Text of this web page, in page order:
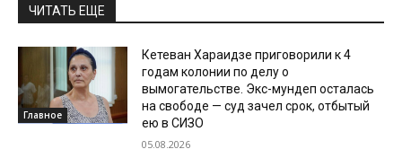
ЧИТАТЬ ЕЩЕ
Главное
Кетеван Хараидзе приговорили к 4
годам колонии по делу о
вымогательстве. Экс-мундеп осталась
на свободе — суд зачел срок, отбытый
ею в СИЗО
05.08.2026